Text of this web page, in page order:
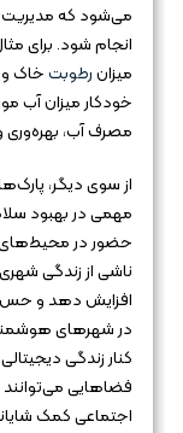
می‌شود که مدیریت
انجام شود. برای
میزانرطوبتخاک و
خودکار میزان آب
مصرف آب، بهره‌وری
از سوی دیگر،
مهمی در بهبود
حضور در
ناشی از زندگی
افزایش دهد و حس
در شهرهای
کنار زندگی
فضاهایی می‌توانند
اجتماعی کمک